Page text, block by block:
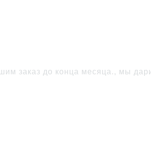
заказ до конца месяца., мы